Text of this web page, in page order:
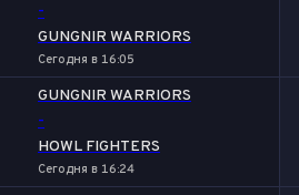
-
GUNGNIR WARRIORS
Сегодня в 16:05
GUNGNIR WARRIORS
-
HOWL FIGHTERS
Сегодня в 16:24